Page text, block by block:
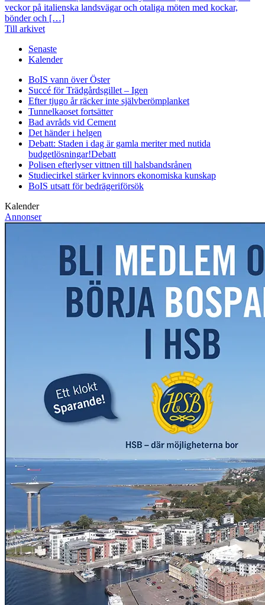
veckor på italienska landsvägar och otaliga möten med kockar,
bönder och […]
Till arkivet
Senaste
Kalender
BoIS vann över Öster
Succé för Trädgårdsgillet – Igen
Efter tjugo år räcker inte självberömplanket
Tunnelkaoset fortsätter
Bad avråds vid Cement
Det händer i helgen
Debatt: Staden i dag är gamla meriter med nutida
budgetlösningar!Debatt
Polisen efterlyser vittnen till halsbandsrånen
Studiecirkel stärker kvinnors ekonomiska kunskap
BoIS utsatt för bedrägeriförsök
Kalender
Annonser